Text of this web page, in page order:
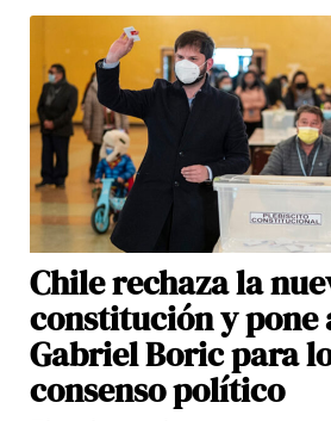
Chile rechaza la
constitución y pone
Gabriel Boric para
consenso político